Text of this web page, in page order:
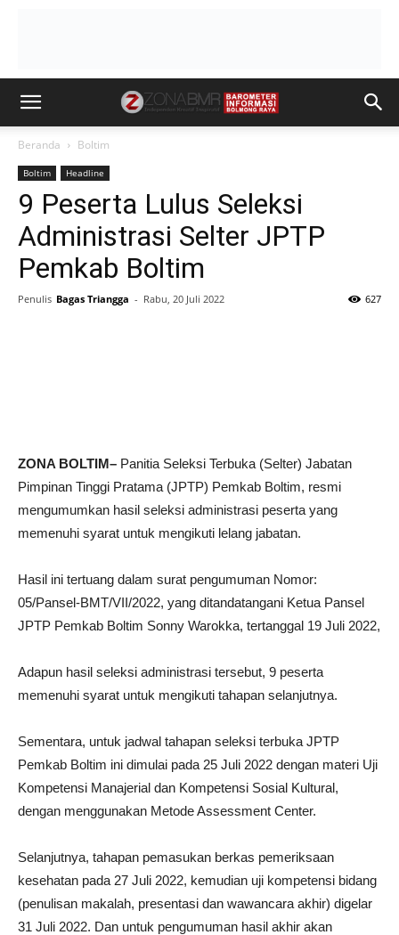
Beranda Boltim
Boltim Headline
9 Peserta Lulus Seleksi
Administrasi Selter JPTP
Pemkab Boltim
Penulis Bagas Triangga - Rabu, 20 Juli 2022 627
ZONA BOLTIM– Panitia Seleksi Terbuka (Selter) Jabatan
Pimpinan Tinggi Pratama (JPTP) Pemkab Boltim, resmi
mengumumkan hasil seleksi administrasi peserta yang
memenuhi syarat untuk mengikuti lelang jabatan.
Hasil ini tertuang dalam surat pengumuman Nomor:
05/Pansel-BMT/VII/2022, yang ditandatangani Ketua Pansel
JPTP Pemkab Boltim Sonny Warokka, tertanggal 19 Juli 2022,
Adapun hasil seleksi administrasi tersebut, 9 peserta
memenuhi syarat untuk mengikuti tahapan selanjutnya.
Sementara, untuk jadwal tahapan seleksi terbuka JPTP
Pemkab Boltim ini dimulai pada 25 Juli 2022 dengan materi Uji
Kompetensi Manajerial dan Kompetensi Sosial Kultural,
dengan menggunakan Metode Assessment Center.
Selanjutnya, tahapan pemasukan berkas pemeriksaan
kesehatan pada 27 Juli 2022, kemudian uji kompetensi bidang
(penulisan makalah, presentasi dan wawancara akhir) digelar
31 Juli 2022. Dan untuk pengumuman hasil akhir akan